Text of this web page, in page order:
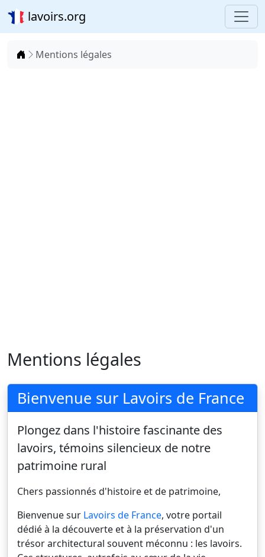
lavoirs.org
Accueil
Mentions légales
Mentions légales
Bienvenue sur Lavoirs de France
Plongez dans l'histoire fascinante des
lavoirs, témoins silencieux de notre
patrimoine rural
Chers passionnés d'histoire et de patrimoine,
Bienvenue sur Lavoirs de France, votre portail
dédié à la découverte et à la préservation d'un
trésor architectural souvent méconnu : les lavoirs.